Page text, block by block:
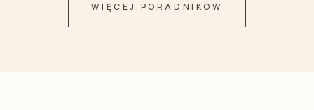
WIĘCEJ PORADNIKÓW